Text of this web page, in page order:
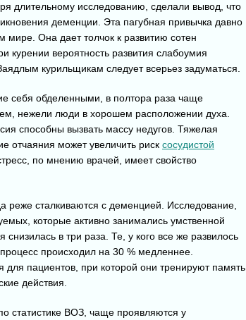
длительному исследованию, сделали вывод, что
деменции. Эта пагубная привычка давно
мире. Она дает толчок к развитию сотен
курении вероятность развития слабоумия
курильщикам следует всерьез задуматься.
себя обделенными, в полтора раза чаще
нежели люди в хорошем расположении духа.
способны вызвать массу недугов. Тяжелая
отчаяния может увеличить риск сосудистой
по мнению врачей, имеет свойство
реже сталкиваются с деменцией. Исследование,
которые активно занимались умственной
в три раза. Те, у кого все же развилось
происходил на 30 % медленнее.
пациентов, при которой они тренируют память
действия.
статистике ВОЗ, чаще проявляются у